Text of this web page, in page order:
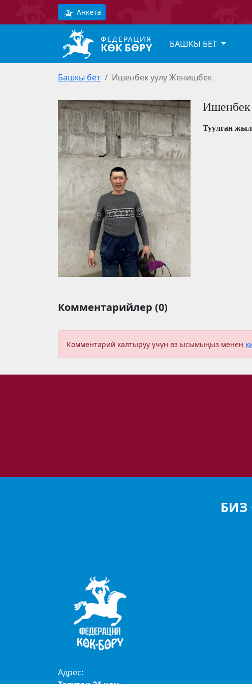
Анкета
ФЕДЕРАЦИЯ
КӨК БӨРҮ БАШКЫ БЕТ
Башкы бет Ишенбек уулу Женишбек
Туулган
Комментарийлер (0)
Комментарий калтыруу үчүн өз ысымыңыз менен
БИЗ
Адрес: